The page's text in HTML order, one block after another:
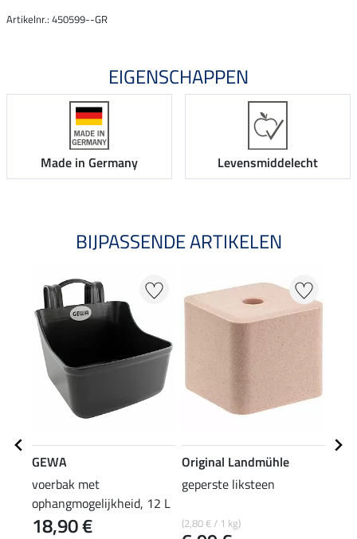
Artikelnr.: 450599--GR
EIGENSCHAPPEN
Made in Germany Levensmiddelecht
BIJPASSENDE ARTIKELEN
GEWA
voerbak met
ophangmogelijkheid, 12 L
18,90 €
Original Landmühle
geperste liksteen
(2,80 € / 1 kg)